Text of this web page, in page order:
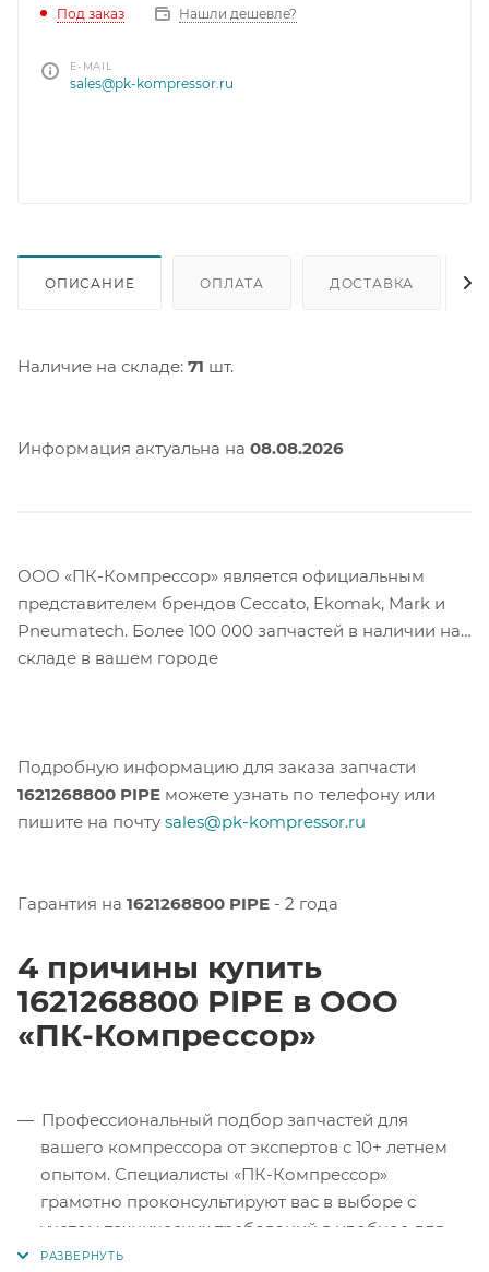
Под заказ Нашли дешевле?
E-MAIL
sales@pk-kompressor.ru
ОПИСАНИЕ ОПЛАТА ДОСТАВКА
Наличие на складе: 71 шт.
Информация актуальна на 08.08.2026
ООО «ПК-Компрессор» является официальным
представителем брендов Ceccato, Ekomak, Mark и
Pneumatech. Более 100 000 запчастей в наличии на
складе в вашем городе
Подробную информацию для заказа запчасти
1621268800 PIPE можете узнать по телефону или
пишите на почту sales@pk-kompressor.ru
Гарантия на 1621268800 PIPE - 2 года
4 причины купить
1621268800 PIPE в ООО
«ПК-Компрессор»
Профессиональный подбор запчастей для
вашего компрессора от экспертов с 10+ летнем
опытом. Специалисты «ПК-Компрессор»
грамотно проконсультируют вас в выборе с
учетом технических требований в удобное для
вас время.